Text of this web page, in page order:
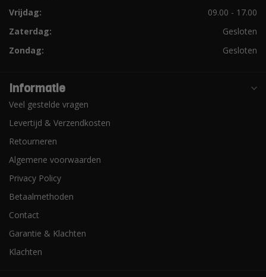
Vrijdag:
09.00 - 17.00
Zaterdag:
Gesloten
Zondag:
Gesloten
Informatie
Veel gestelde vragen
Levertijd & Verzendkosten
Retourneren
Algemene voorwaarden
Privacy Policy
Betaalmethoden
Contact
Garantie & Klachten
Klachten